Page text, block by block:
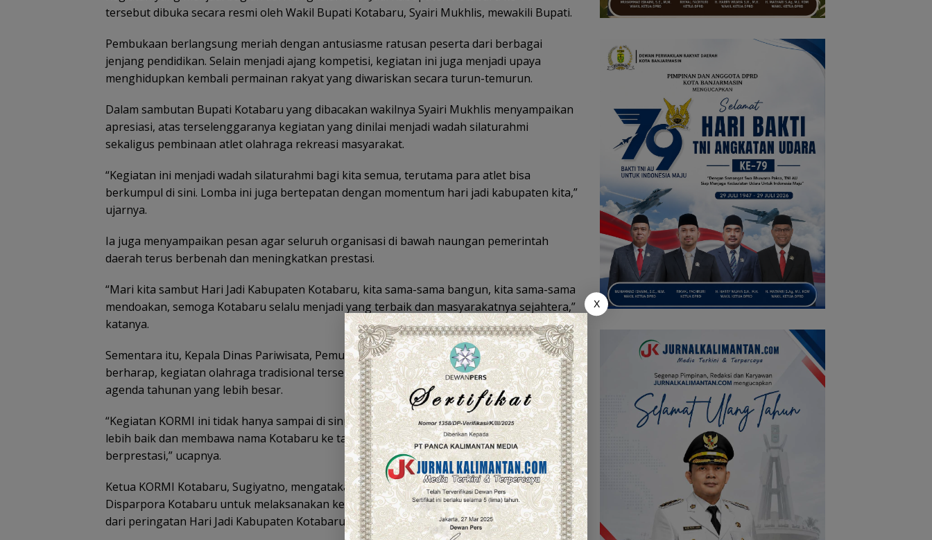
tersebut dibuka secara resmi oleh Wakil Bupati Kotabaru, Syairi Mukhlis, mewakili Bupati.
Pembukaan berlangsung meriah dengan antusiasme ratusan peserta dari berbagai
jenjang pendidikan. Selain menjadi ajang kompetisi, kegiatan ini juga menjadi upaya
menghidupkan kembali permainan rakyat yang diwariskan secara turun-temurun.
Dalam sambutan Bupati Kotabaru yang dibacakan wakilnya Syairi Mukhlis menyampaikan
apresiasi, atas terselenggaranya kegiatan yang dinilai menjadi wadah silaturahmi
sekaligus pembinaan atlet olahraga rekreasi masyarakat.
“Kegiatan ini menjadi wadah silaturahmi bagi kita semua, terutama para atlet bisa
berkumpul di sini. Lomba ini juga bertepatan dengan momentum hari jadi kabupaten kita,”
ujarnya.
Ia juga menyampaikan pesan agar seluruh organisasi di bawah naungan pemerintah
daerah terus berbenah dan meningkatkan prestasi.
“Mari kita sambut Hari Jadi Kabupaten Kotabaru, kita sama-sama bangun, kita sama-sama
mendoakan, semoga Kotabaru selalu menjadi yang terbaik dan masyarakatnya sejahtera,”
katanya.
Sementara itu, Kepala Dinas Pariwisata, Pemuda dan Olahraga Kotabaru, Kamirudin
berharap, kegiatan olahraga tradisional tersebut dapat terus berkembang dan menjadi
agenda tahunan yang lebih besar.
“Kegiatan KORMI ini tidak hanya sampai di sini saja, tetapi akan terus berkembang menjadi
lebih baik dan membawa nama Kotabaru ke tahap yang lebih bagus lagi, elegan dan
berprestasi,” ucapnya.
Ketua KORMI Kotabaru, Sugiyatno, mengatakan pihaknya mendapat kepercayaan dari
Disparpora Kotabaru untuk melaksanakan kegiatan olahraga tradisional sebagai bagian
dari peringatan Hari Jadi Kabupaten Kotabaru ke-76.
X